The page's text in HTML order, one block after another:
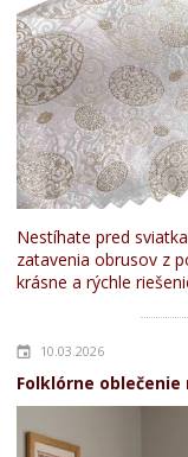
Nestíhate pred
zatavenia obrusov z
krásne a rýchle
10.03.2026
Folklórne oblečenie